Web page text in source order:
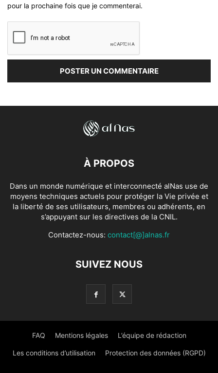
pour la prochaine fois que je commenterai.
À PROPOS
Dans un monde numérique et interconnecté alNas use de
moyens techniques actuels pour protéger la Vie privée et
la liberté de ses utilisateurs, membres ou adhérents, en
s’appuyant sur les directives de la CNIL.
Contactez-nous: contact[@]alnas.fr
SUIVEZ NOUS
FAQ Mentions légales L’équipe de rédaction
Les conditions d’utilisation Protection des données (RGPD)